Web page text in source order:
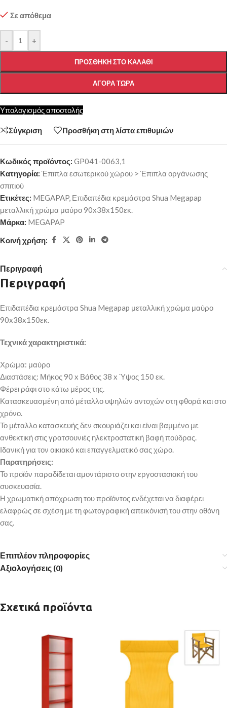
Σε απόθεμα
- +
ΠΡΟΣΘΉΚΗ ΣΤΟ ΚΑΛΆΘΙ
ΑΓΟΡΆ ΤΏΡΑ
Υπολογισμός αποστολής
Σύγκριση Προσθήκη στη λίστα επιθυμιών
Κωδικός προϊόντος: GP041-0063,1
Κατηγορία: Έπιπλα εσωτερικού χώρου > Έπιπλα οργάνωσης
σπιτιού
Ετικέτες: MEGAPAP, Επιδαπέδια κρεμάστρα Shua Megapap
μεταλλική χρώμα μαύρο 90x38x150εκ.
Μάρκα: MEGAPAP
Κοινή χρήση:
Περιγραφή
Περιγραφή
Επιδαπέδια κρεμάστρα Shua Megapap μεταλλική χρώμα μαύρο
90x38x150εκ.
Τεχνικά χαρακτηριστικά:
Χρώμα: μαύρο
Διαστάσεις: Μήκος 90 x Βάθος 38 x Ύψος 150 εκ.
Φέρει ράφι στο κάτω μέρος της.
Κατασκευασμένη από μέταλλο υψηλών αντοχών στη φθορά και στο
χρόνο.
Το μέταλλο κατασκευής δεν σκουριάζει και είναι βαμμένο με
ανθεκτική στις γρατσουνιές ηλεκτροστατική βαφή πούδρας.
Ιδανική για τον οικιακό και επαγγελματικό σας χώρο.
Παρατηρήσεις:
Το προϊόν παραδίδεται αμοντάριστο στην εργοστασιακή του
συσκευασία.
Η χρωματική απόχρωση του προϊόντος ενδέχεται να διαφέρει
ελαφρώς σε σχέση με τη φωτογραφική απεικόνισή του στην οθόνη
σας.
Επιπλέον πληροφορίες
Αξιολογήσεις (0)
Σχετικά προϊόντα